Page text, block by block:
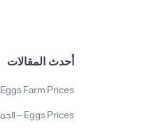
أحدث المقالات
Eggs Farm Prices – المزارع06-08-2026
Eggs Prices – الجمله06-08-2026